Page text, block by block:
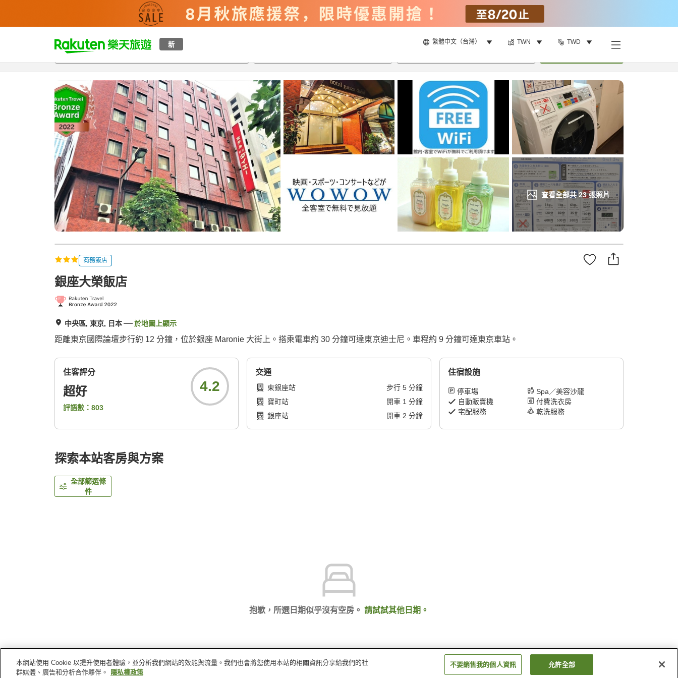
新 繁體中文（台灣） TWN TWD
t
p
g
e
_
s
e
a
r
c
h
查看全部共23張照片
總覽客房與方案評語特點設施
商務飯店
銀座大榮飯店
中央區, 東京, 日本 於地圖上顯示
距離東京國際論壇步行約 12 分鐘，位於銀座 Maronie 大街上。搭乘電車約 30 分鐘可達東京迪士尼。車程約 9 分鐘可達東京車站。
住客評分
超好
評語數： 803
4.2
交通
東銀座站 步行 5分鐘
寶町站
開車 1 分鐘
銀座站
開車 2 分鐘
住宿設施
停車場
Spa／美容沙龍
自動販賣機
付費洗衣房
宅配服務
乾洗服務
探索本站客房與方案
全部篩選條
件
抱歉，所選日期似乎沒有空房。 請試試其他日期。
首頁 日本 東京 中央區
本網站使用 Cookie 以提升使用者體驗，並分析我們網站的效能與流量。我們也會將您使用本站的相關資訊分享給我們的社
群媒體、廣告和分析合作夥伴。
隱私權政策
不要銷售我的個人資訊 允許全部